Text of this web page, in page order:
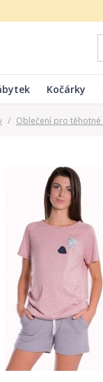
Kočárky
/ Oblečení pro těhotné